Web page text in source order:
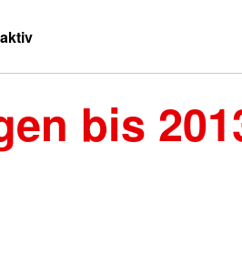
bis